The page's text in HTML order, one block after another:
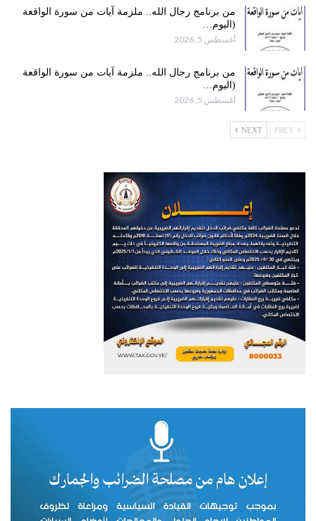
من برنامج رجال الله.. ملزمة آيات من سورة الواقعة
(اليوم…
أغسطس 5, 2026
من برنامج رجال الله.. ملزمة آيات من سورة الواقعة
(اليوم…
أغسطس 5, 2026
NEXT